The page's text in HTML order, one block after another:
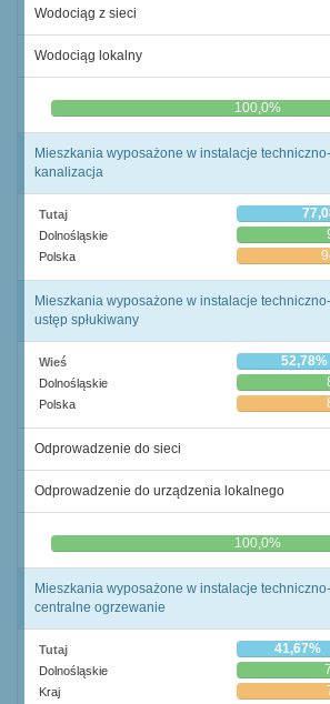
Wodociąg z sieci
Wodociąg lokalny
0,0% 100,0%
Mieszkania wyposażone w instalacje
kanalizacja
Tutaj
Dolnośląskie
Polska
Mieszkania wyposażone w instalacje
ustęp spłukiwany
Wieś 52,78%
Dolnośląskie
Polska
Odprowadzenie do sieci
Odprowadzenie do urządzenia lokalnego
0,0% 100,0%
Mieszkania wyposażone w instalacje
centralne ogrzewanie
Tutaj 41,67%
Dolnośląskie
Kraj